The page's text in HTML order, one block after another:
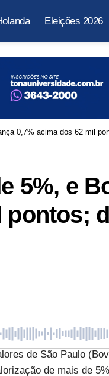
Eleições 2026
0,7% acima dos 62 mil
5%, e
de São Paulo
de mais de